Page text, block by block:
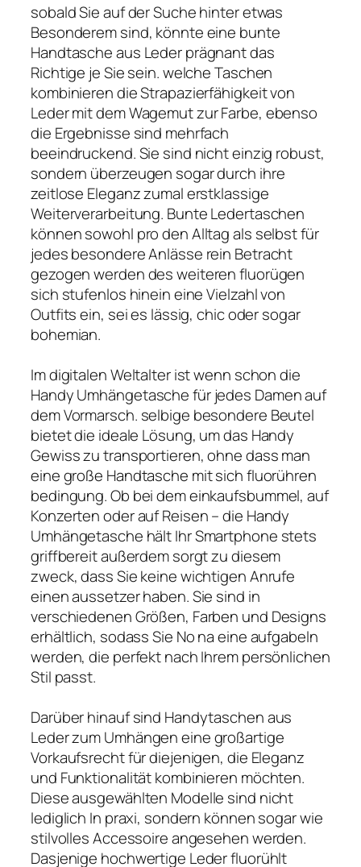
sobald Sie auf der Suche hinter etwas
Besonderem sind, könnte eine bunte
Handtasche aus Leder prägnant das
Richtige je Sie sein. welche Taschen
kombinieren die Strapazierfähigkeit von
Leder mit dem Wagemut zur Farbe, ebenso
die Ergebnisse sind mehrfach
beeindruckend. Sie sind nicht einzig robust,
sondern überzeugen sogar durch ihre
zeitlose Eleganz zumal erstklassige
Weiterverarbeitung. Bunte Ledertaschen
können sowohl pro den Alltag als selbst für
jedes besondere Anlässe rein Betracht
gezogen werden des weiteren fluorügen
sich stufenlos hinein eine Vielzahl von
Outfits ein, sei es lässig, chic oder sogar
bohemian.
Im digitalen Weltalter ist wenn schon die
Handy Umhängetasche für jedes Damen auf
dem Vormarsch. selbige besondere Beutel
bietet die ideale Lösung, um das Handy
Gewiss zu transportieren, ohne dass man
eine große Handtasche mit sich fluorühren
bedingung. Ob bei dem einkaufsbummel, auf
Konzerten oder auf Reisen – die Handy
Umhängetasche hält Ihr Smartphone stets
griffbereit außerdem sorgt zu diesem
zweck, dass Sie keine wichtigen Anrufe
einen aussetzer haben. Sie sind in
verschiedenen Größen, Farben und Designs
erhältlich, sodass Sie No na eine aufgabeln
werden, die perfekt nach Ihrem persönlichen
Stil passt.
Darüber hinauf sind Handytaschen aus
Leder zum Umhängen eine großartige
Vorkaufsrecht für diejenigen, die Eleganz
und Funktionalität kombinieren möchten.
Diese ausgewählten Modelle sind nicht
lediglich In praxi, sondern können sogar wie
stilvolles Accessoire angesehen werden.
Dasjenige hochwertige Leder fluorühlt